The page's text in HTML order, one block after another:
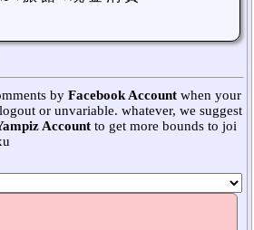
by Facebook Account when your
or unvariable. whatever, we suggest
Account to get more bounds to joi